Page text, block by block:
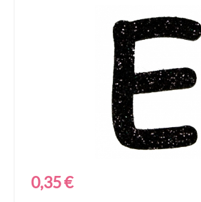
Regulärer Preis:
0,35 €